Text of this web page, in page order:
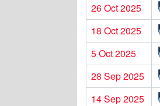
26 Oct 2025
18 Oct 2025
5 Oct 2025
28 Sep 2025
14 Sep 2025